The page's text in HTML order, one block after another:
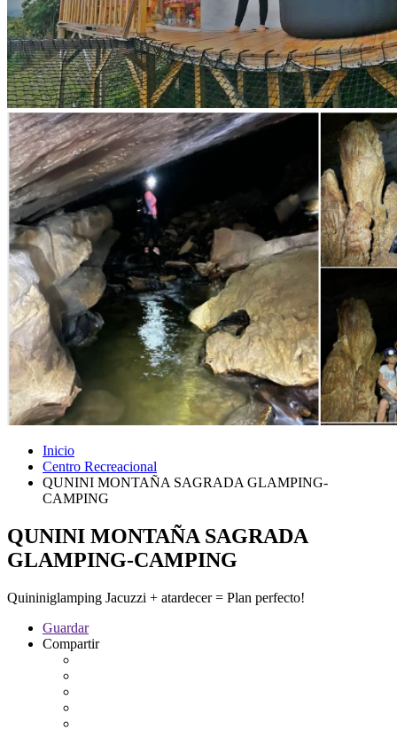
Inicio
Centro Recreacional
QUNINI MONTAÑA SAGRADA GLAMPING-
CAMPING
QUNINI MONTAÑA SAGRADA
GLAMPING-CAMPING
Quininiglamping Jacuzzi + atardecer = Plan perfecto!
Guardar
Compartir